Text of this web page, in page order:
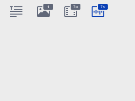
1 7м 7м